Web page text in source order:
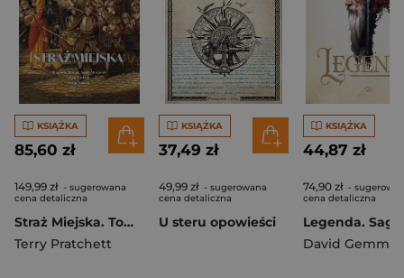
KSIĄŻKA
85,60 zł
149,99 zł - sugerowana
cena detaliczna
Straż Miejska. Tom 2. Barwione Brzeg
Terry Pratchett
KSIĄŻKA
37,49 zł
49,99 zł - sugerowana
cena detaliczna
U steru opowieści
KSIĄŻKA
44,87 zł
74,90 zł -
cena detaliczna
David Gemmel